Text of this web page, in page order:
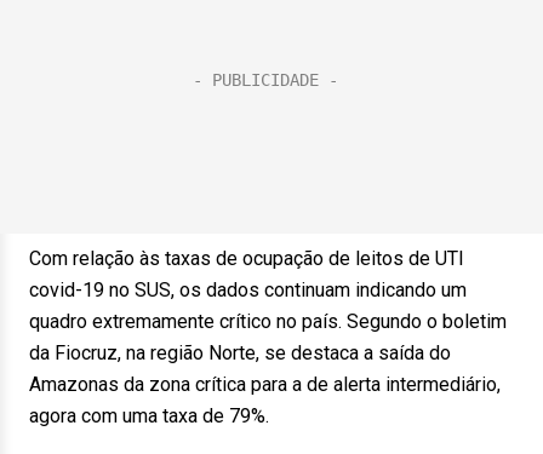
Com relação às taxas de ocupação de leitos de UTI
covid-19 no SUS, os dados continuam indicando um
quadro extremamente crítico no país. Segundo o boletim
da Fiocruz, na região Norte, se destaca a saída do
Amazonas da zona crítica para a de alerta intermediário,
agora com uma taxa de 79%.